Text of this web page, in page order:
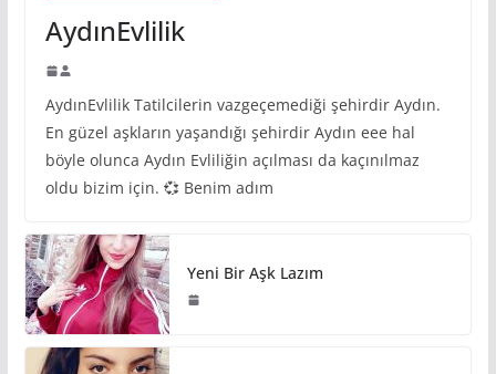
AydınEvlilik
AydınEvlilik Tatilcilerin vazgeçemediği şehirdir Aydın.
En güzel aşkların yaşandığı şehirdir Aydın eee hal
böyle olunca Aydın Evliliğin açılması da kaçınılmaz
oldu bizim için. 💞 Benim adım
Yeni Bir Aşk Lazım